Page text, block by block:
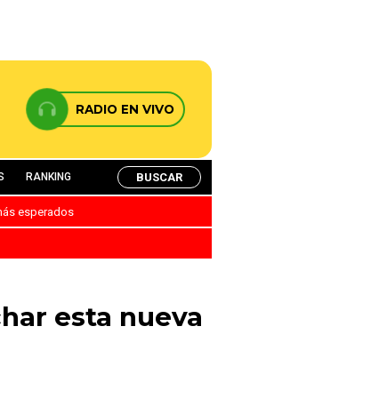
RADIO EN VIVO
RANKING BUSCAR
esperados
esta nueva